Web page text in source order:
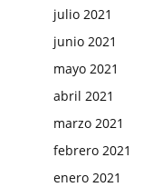
julio 2021
junio 2021
mayo 2021
abril 2021
marzo 2021
febrero 2021
enero 2021